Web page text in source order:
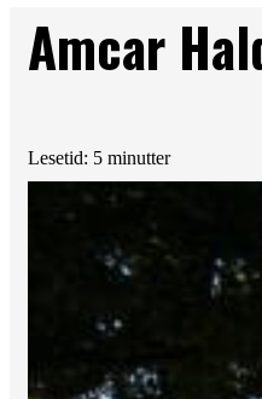
Amcar
Lesetid: 5 minutter